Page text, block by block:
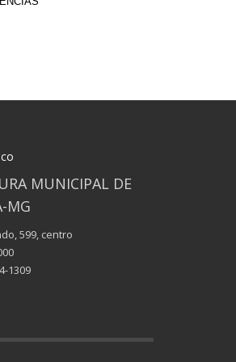
MUNICIPAL DE
MG
599, centro
1309